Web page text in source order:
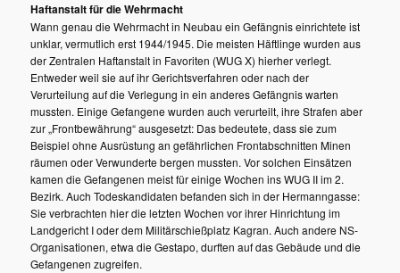
Haftanstalt für die Wehrmacht
Wann genau die Wehrmacht in Neubau ein Gefängnis einrichtete ist
unklar, vermutlich erst 1944/1945. Die meisten Häftlinge wurden aus
der Zentralen Haftanstalt in Favoriten (WUG X) hierher verlegt.
Entweder weil sie auf ihr Gerichtsverfahren oder nach der
Verurteilung auf die Verlegung in ein anderes Gefängnis warten
mussten. Einige Gefangene wurden auch verurteilt, ihre Strafen aber
zur „Frontbewährung“ ausgesetzt: Das bedeutete, dass sie zum
Beispiel ohne Ausrüstung an gefährlichen Frontabschnitten Minen
räumen oder Verwunderte bergen mussten. Vor solchen Einsätzen
kamen die Gefangenen meist für einige Wochen ins WUG II im 2.
Bezirk. Auch Todeskandidaten befanden sich in der Hermanngasse:
Sie verbrachten hier die letzten Wochen vor ihrer Hinrichtung im
Landgericht I oder dem Militärschießplatz Kagran. Auch andere NS-
Organisationen, etwa die Gestapo, durften auf das Gebäude und die
Gefangenen zugreifen.